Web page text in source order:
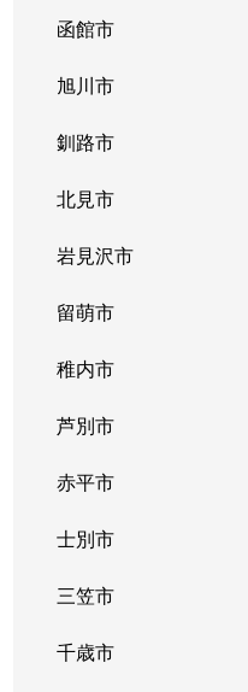
函館市
旭川市
釧路市
北見市
岩見沢市
留萌市
稚内市
芦別市
赤平市
士別市
三笠市
千歳市